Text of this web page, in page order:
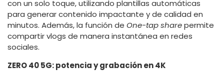
con un solo toque, utilizando plantillas automáticas
para generar contenido impactante y de calidad en
minutos. Además, la función de One-tap sharepermite
compartir vlogs de manera instantánea en redes
sociales.
ZERO 40 5G: potencia y grabación en 4K